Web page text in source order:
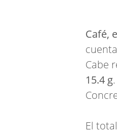
Café,
Cabe
15.4 g.
El